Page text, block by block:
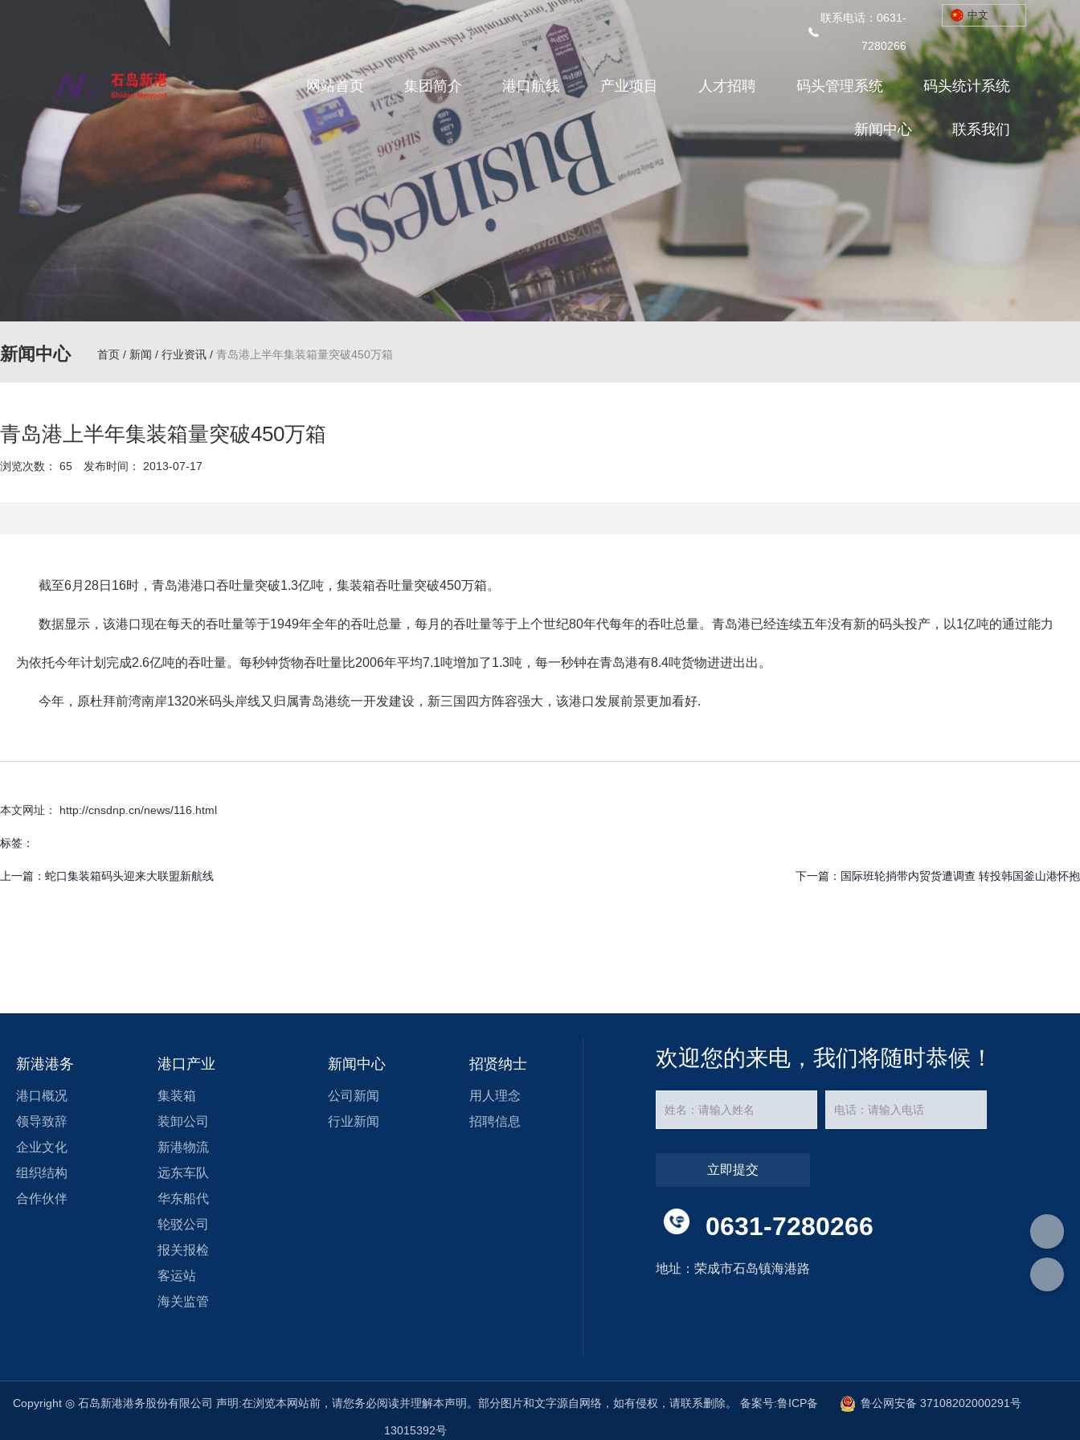
联系电话：0631-
7280266
中文
网站首页 集团简介 港口航线 产业项目 人才招聘 码头管理系统 码头统计系统
新闻中心 联系我们
CN
网站首页 集团简介 港口航线
产业项目 人才招聘 码头管理系统
码头统计系统 新闻中心 联系我们
新闻中心 首页 / 新闻 / 行业资讯 / 青岛港上半年集装箱量突破450万箱
青岛港上半年集装箱量突破450万箱
浏览次数： 65 发布时间： 2013-07-17
截至6月28日16时，青岛港港口吞吐量突破1.3亿吨，集装箱吞吐量突破450万箱。
数据显示，该港口现在每天的吞吐量等于1949年全年的吞吐总量，每月的吞吐量等于上个世纪80年代每年的吞吐总量。青岛港已经连续五年没有新的码头投产，以1亿吨的通过能力
为依托今年计划完成2.6亿吨的吞吐量。每秒钟货物吞吐量比2006年平均7.1吨增加了1.3吨，每一秒钟在青岛港有8.4吨货物进进出出。
今年，原杜拜前湾南岸1320米码头岸线又归属青岛港统一开发建设，新三国四方阵容强大，该港口发展前景更加看好.
本文网址： http://cnsdnp.cn/news/116.html
标签：
上一篇： 蛇口集装箱码头迎来大联盟新航线 下一篇： 国际班轮捎带内贸货遭调查 转投韩国釜山港怀抱
新港港务
港口概况
领导致辞
企业文化
组织结构
合作伙伴
港口产业
集装箱
装卸公司
新港物流
远东车队
华东船代
轮驳公司
报关报检
客运站
海关监管
新闻中心
公司新闻
行业新闻
招贤纳士
用人理念
招聘信息
欢迎您的来电，我们将随时恭候！
立即提交
0631-7280266
地址：荣成市石岛镇海港路
Copyright ◎ 石岛新港港务股份有限公司 声明:在浏览本网站前，请您务必阅读并理解本声明。部分图片和文字源自网络，如有侵权，请联系删除。备案号:鲁ICP备
13015392号
鲁公网安备 37108202000291号